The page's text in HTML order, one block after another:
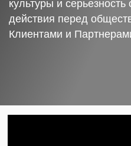
культуры и серьезность
действия перед
Клиентами и